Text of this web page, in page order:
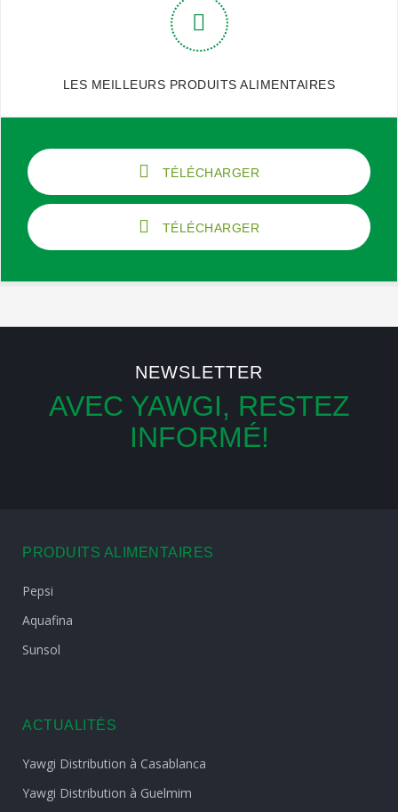
LES MEILLEURS PRODUITS ALIMENTAIRES
TÉLÉCHARGER
TÉLÉCHARGER
NEWSLETTER
AVEC YAWGI, RESTEZ
INFORMÉ!
PRODUITS ALIMENTAIRES
Pepsi
Aquafina
Sunsol
ACTUALITÉS
Yawgi Distribution à Casablanca
Yawgi Distribution à Guelmim